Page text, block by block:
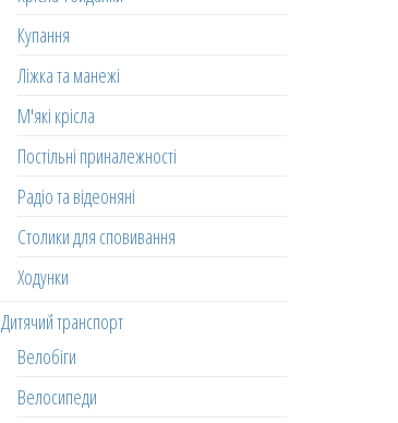
Купання
Ліжка та манежі
М'які крісла
Постільні приналежності
Радіо та відеоняні
Столики для сповивання
Ходунки
Дитячий транспорт
Велобіги
Велосипеди